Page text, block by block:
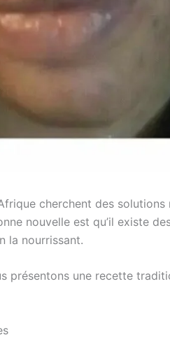
cherchent des
nouvelle est qu’il existe
la nourrissant.
présentons une recette